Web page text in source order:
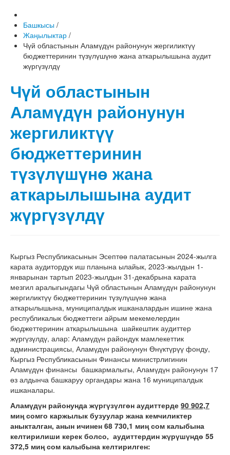
Башкысы /
Жаңылыктар /
Чүй областынын Аламүдүн районунун жергиликтүү
бюджеттеринин түзүлүшүнө жана аткарылышына аудит
жүргүзүлдү
Чүй областынын
Аламүдүн районунун
жергиликтүү
бюджеттеринин
түзүлүшүнө жана
аткарылышына аудит
жүргүзүлдү
Кыргыз Республикасынын Эсептөө палатасынын 2024-жылга
карата аудитордук иш планына ылайык, 2023-жылдын 1-
январынан тартып 2023-жылдын 31-декабрына карата
мезгил аралыгындагы Чүй областынын Аламүдүн районунун
жергиликтүү бюджеттеринин түзүлүшүнө жана
аткарылышына, муниципалдык ишканалардын ишине жана
республикалык бюджеттеги айрым мекемелердин
бюджеттеринин аткарылышына шайкештик аудиттер
жүргүзүлдү, алар: Аламүдүн райондук мамлекеттик
администрациясы, Аламүдүн районунун Өнүктүрүү фонду,
Кыргыз Республикасынын Финансы министрлигинин
Аламүдүн финансы башкармалыгы, Аламүдүн районунун 17
өз алдынча башкаруу органдары жана 16 муниципалдык
ишканалары.
Аламүдүн районунда жүргүзүлгөн аудиттерде 90 902,7
миң сомго каржылык бузуулар жана кемчиликтер
аныкталган, анын ичинен 68 730,1 миң сом калыбына
келтирилиши керек болсо, аудиттердин жүрүшүндө 55
372,5 миң сом калыбына келтирилген: